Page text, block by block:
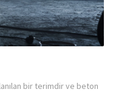
bir terimdir ve beton